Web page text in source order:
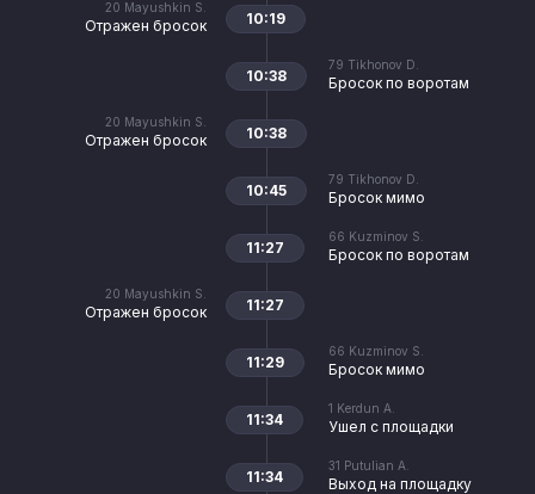
20 Mayushkin S.
Отражен бросок 10:19
79 Tikhonov D.
Бросок по воротам
10:38
20 Mayushkin S.
Отражен бросок 10:38
79 Tikhonov D.
Бросок мимо
10:45
66 Kuzminov S.
Бросок по воротам
11:27
20 Mayushkin S.
Отражен бросок 11:27
66 Kuzminov S.
Бросок мимо
11:29
1 Kerdun A.
Ушел с площадки
11:34
31 Putulian A.
Выход на площадку
11:34